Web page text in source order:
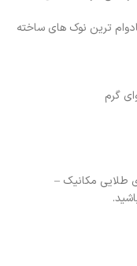
ترین نوک های ساخته
گرم
طلایی مکانیک –